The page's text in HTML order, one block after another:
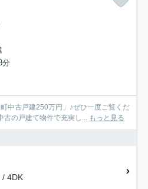
分
中古戸建250万円」♪ぜひ一度ご覧くだ
の戸建て物件で充実し...
もっと見る
/ 4DK